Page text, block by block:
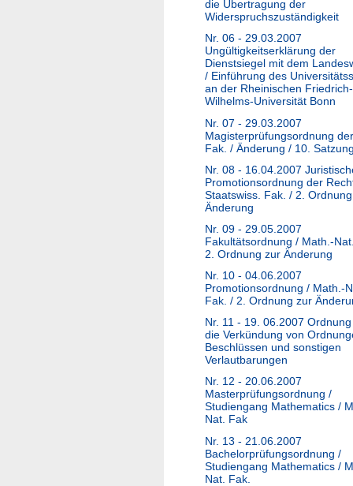
die Übertragung der
Widerspruchszuständigkeit
Nr. 06 - 29.03.2007
Ungültigkeitserklärung der
Dienstsiegel mit dem
/ Einführung des
an der Rheinischen Friedrich-
Wilhelms-Universität Bonn
Nr. 07 - 29.03.2007
Magisterprüfungsordnung
Fak. / Änderung / 10.
Nr. 08 - 16.04.2007
Promotionsordnung der
Staatswiss. Fak. / 2.
Änderung
Nr. 09 - 29.05.2007
Fakultätsordnung / Math.-
2. Ordnung zur Änderung
Nr. 10 - 04.06.2007
Promotionsordnung / Math.-
Fak. / 2. Ordnung zur
Nr. 11 - 19. 06.2007
die Verkündung von
Beschlüssen und sonstigen
Verlautbarungen
Nr. 12 - 20.06.2007
Masterprüfungsordnung /
Studiengang Mathematics /
Nat. Fak
Nr. 13 - 21.06.2007
Bachelorprüfungsordnung /
Studiengang Mathematics /
Nat. Fak.